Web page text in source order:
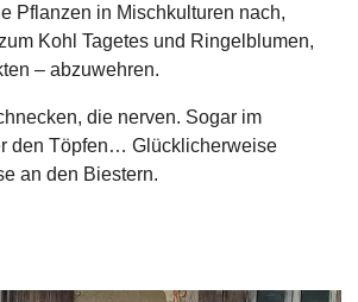
Pflanzen in Mischkulturen nach,
Kohl Tagetes und Ringelblumen,
– abzuwehren.
die nerven. Sogar im
den Töpfen… Glücklicherweise
an den Biestern.